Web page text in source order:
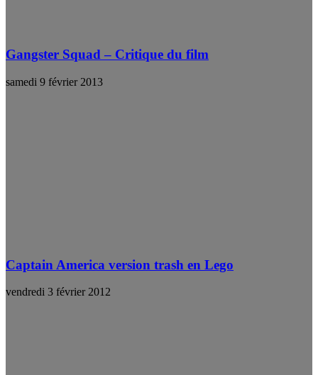
Gangster Squad – Critique du film
samedi 9 février 2013
Captain America version trash en Lego
vendredi 3 février 2012